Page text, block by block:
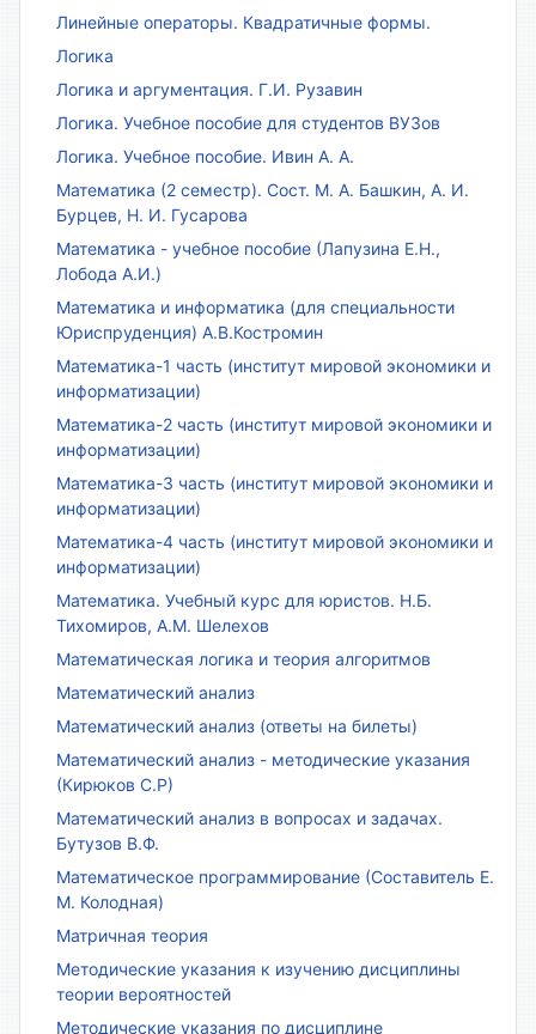
Линейные операторы. Квадратичные формы.
Логика
Логика и аргументация. Г.И. Рузавин
Логика. Учебное пособие для студентов ВУЗов
Логика. Учебное пособие. Ивин А. А.
Математика (2 семестр). Сост. М. А. Башкин, А. И.
Бурцев, Н. И. Гусарова
Математика - учебное пособие (Лапузина Е.Н.,
Лобода А.И.)
Математика и информатика (для специальности
Юриспруденция) А.В.Костромин
Математика-1 часть (институт мировой экономики и
информатизации)
Математика-2 часть (институт мировой экономики и
информатизации)
Математика-3 часть (институт мировой экономики и
информатизации)
Математика-4 часть (институт мировой экономики и
информатизации)
Математика. Учебный курс для юристов. Н.Б.
Тихомиров, А.М. Шелехов
Математическая логика и теория алгоритмов
Математический анализ
Математический анализ (ответы на билеты)
Математический анализ - методические указания
(Кирюков С.Р)
Математический анализ в вопросах и задачах.
Бутузов В.Ф.
Математическое программирование (Составитель Е.
М. Колодная)
Матричная теория
Методические указания к изучению дисциплины
теории вероятностей
Методические указания по дисциплине